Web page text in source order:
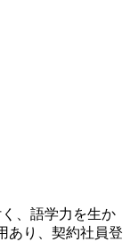
、語学力を生か
あり、契約社員登